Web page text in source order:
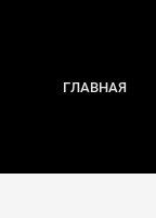
ГЛАВНАЯ